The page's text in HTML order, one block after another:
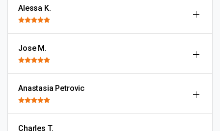
Alessa K.
Jose M.
Anastasia Petrovic
Charles T.